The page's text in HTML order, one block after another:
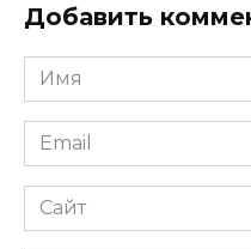
Добавить
Имя
Email
Сайт